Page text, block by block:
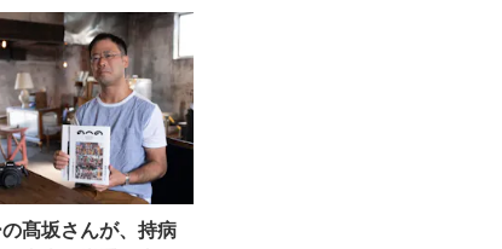
髙坂さんが、持病